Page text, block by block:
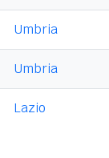
Umbria
Umbria
Lazio